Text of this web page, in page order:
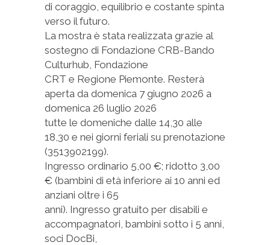
di coraggio, equilibrio e costante spinta
verso il futuro.
La mostra è stata realizzata grazie al
sostegno di Fondazione CRB-Bando
Culturhub, Fondazione
CRT e Regione Piemonte. Resterà
aperta da domenica 7 giugno 2026 a
domenica 26 luglio 2026
tutte le domeniche dalle 14,30 alle
18,30 e nei giorni feriali su prenotazione
(3513902199).
Ingresso ordinario 5,00 €; ridotto 3,00
€ (bambini di età inferiore ai 10 anni ed
anziani oltre i 65
anni). Ingresso gratuito per disabili e
accompagnatori, bambini sotto i 5 anni,
soci DocBi,